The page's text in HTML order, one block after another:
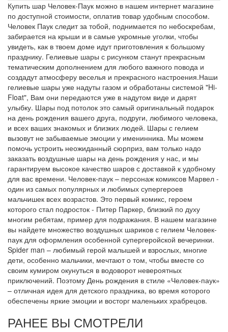
Купить шар Человек-Паук можно в нашем интернет магазине
по доступной стоимости, оплатив товар удобным способом.
Человек Паук следит за тобой, поднимается по небоскребам,
забирается на крыши и в самые укромные уголки, чтобы
увидеть, как в твоем доме идут приготовления к большому
празднику. Гелиевые шары с рисунком станут прекрасным
тематическим дополнением для любого важного повода и
создадут атмосферу веселья и прекрасного настроения.Наши
гелиевые шары уже надуты газом и обработаны системой "Hi-
Float", Вам они передаются уже в надутом виде и дарят
улыбку. Шары под потолок это самый оригинальный подарок
на день рождения вашего друга, подруги, любимого человека,
и всех ваших знакомых и близких людей. Шары с гелием
вызовут не забываемые эмоции у именинника. Мы можем
помочь устроить неожиданный сюрприз, вам только надо
заказать воздушные шары на день рождения у нас, и мы
гарантируем высокое качество шаров с доставкой к удобному
для вас времени. Человек-паук – персонаж комиксов Марвел -
один из самых популярных и любимых супергероев
мальчишек всех возрастов. Это первый комикс, героем
которого стал подросток - Питер Паркер, близкий по духу
многим ребятам, пример для подражания. В нашем магазине
вы найдете множество воздушных шариков с гелием Человек-
паук для оформления особенной супергеройской вечеринки.
Spider man – любимый герой малышей и взрослых, многие
дети, особенно мальчики, мечтают о том, чтобы вместе со
своим кумиром окунуться в водоворот невероятных
приключений. Поэтому День рождения в стиле «Человек-паук»
– отличная идея для детского праздника, во время которого
обеспечены яркие эмоции и восторг маленьких храбрецов.
РАНЕЕ ВЫ СМОТРЕЛИ